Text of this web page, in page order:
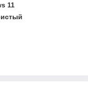
11